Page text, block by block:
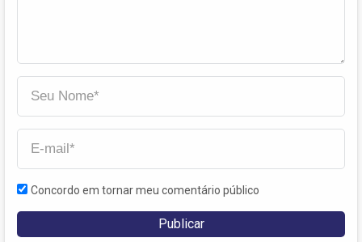
Concordo em tornar meu comentário público